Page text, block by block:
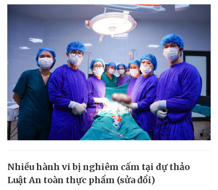
Nhiều hành vi bị nghiêm cấm tại dự thảo
Luật An toàn thực phẩm (sửa đổi)